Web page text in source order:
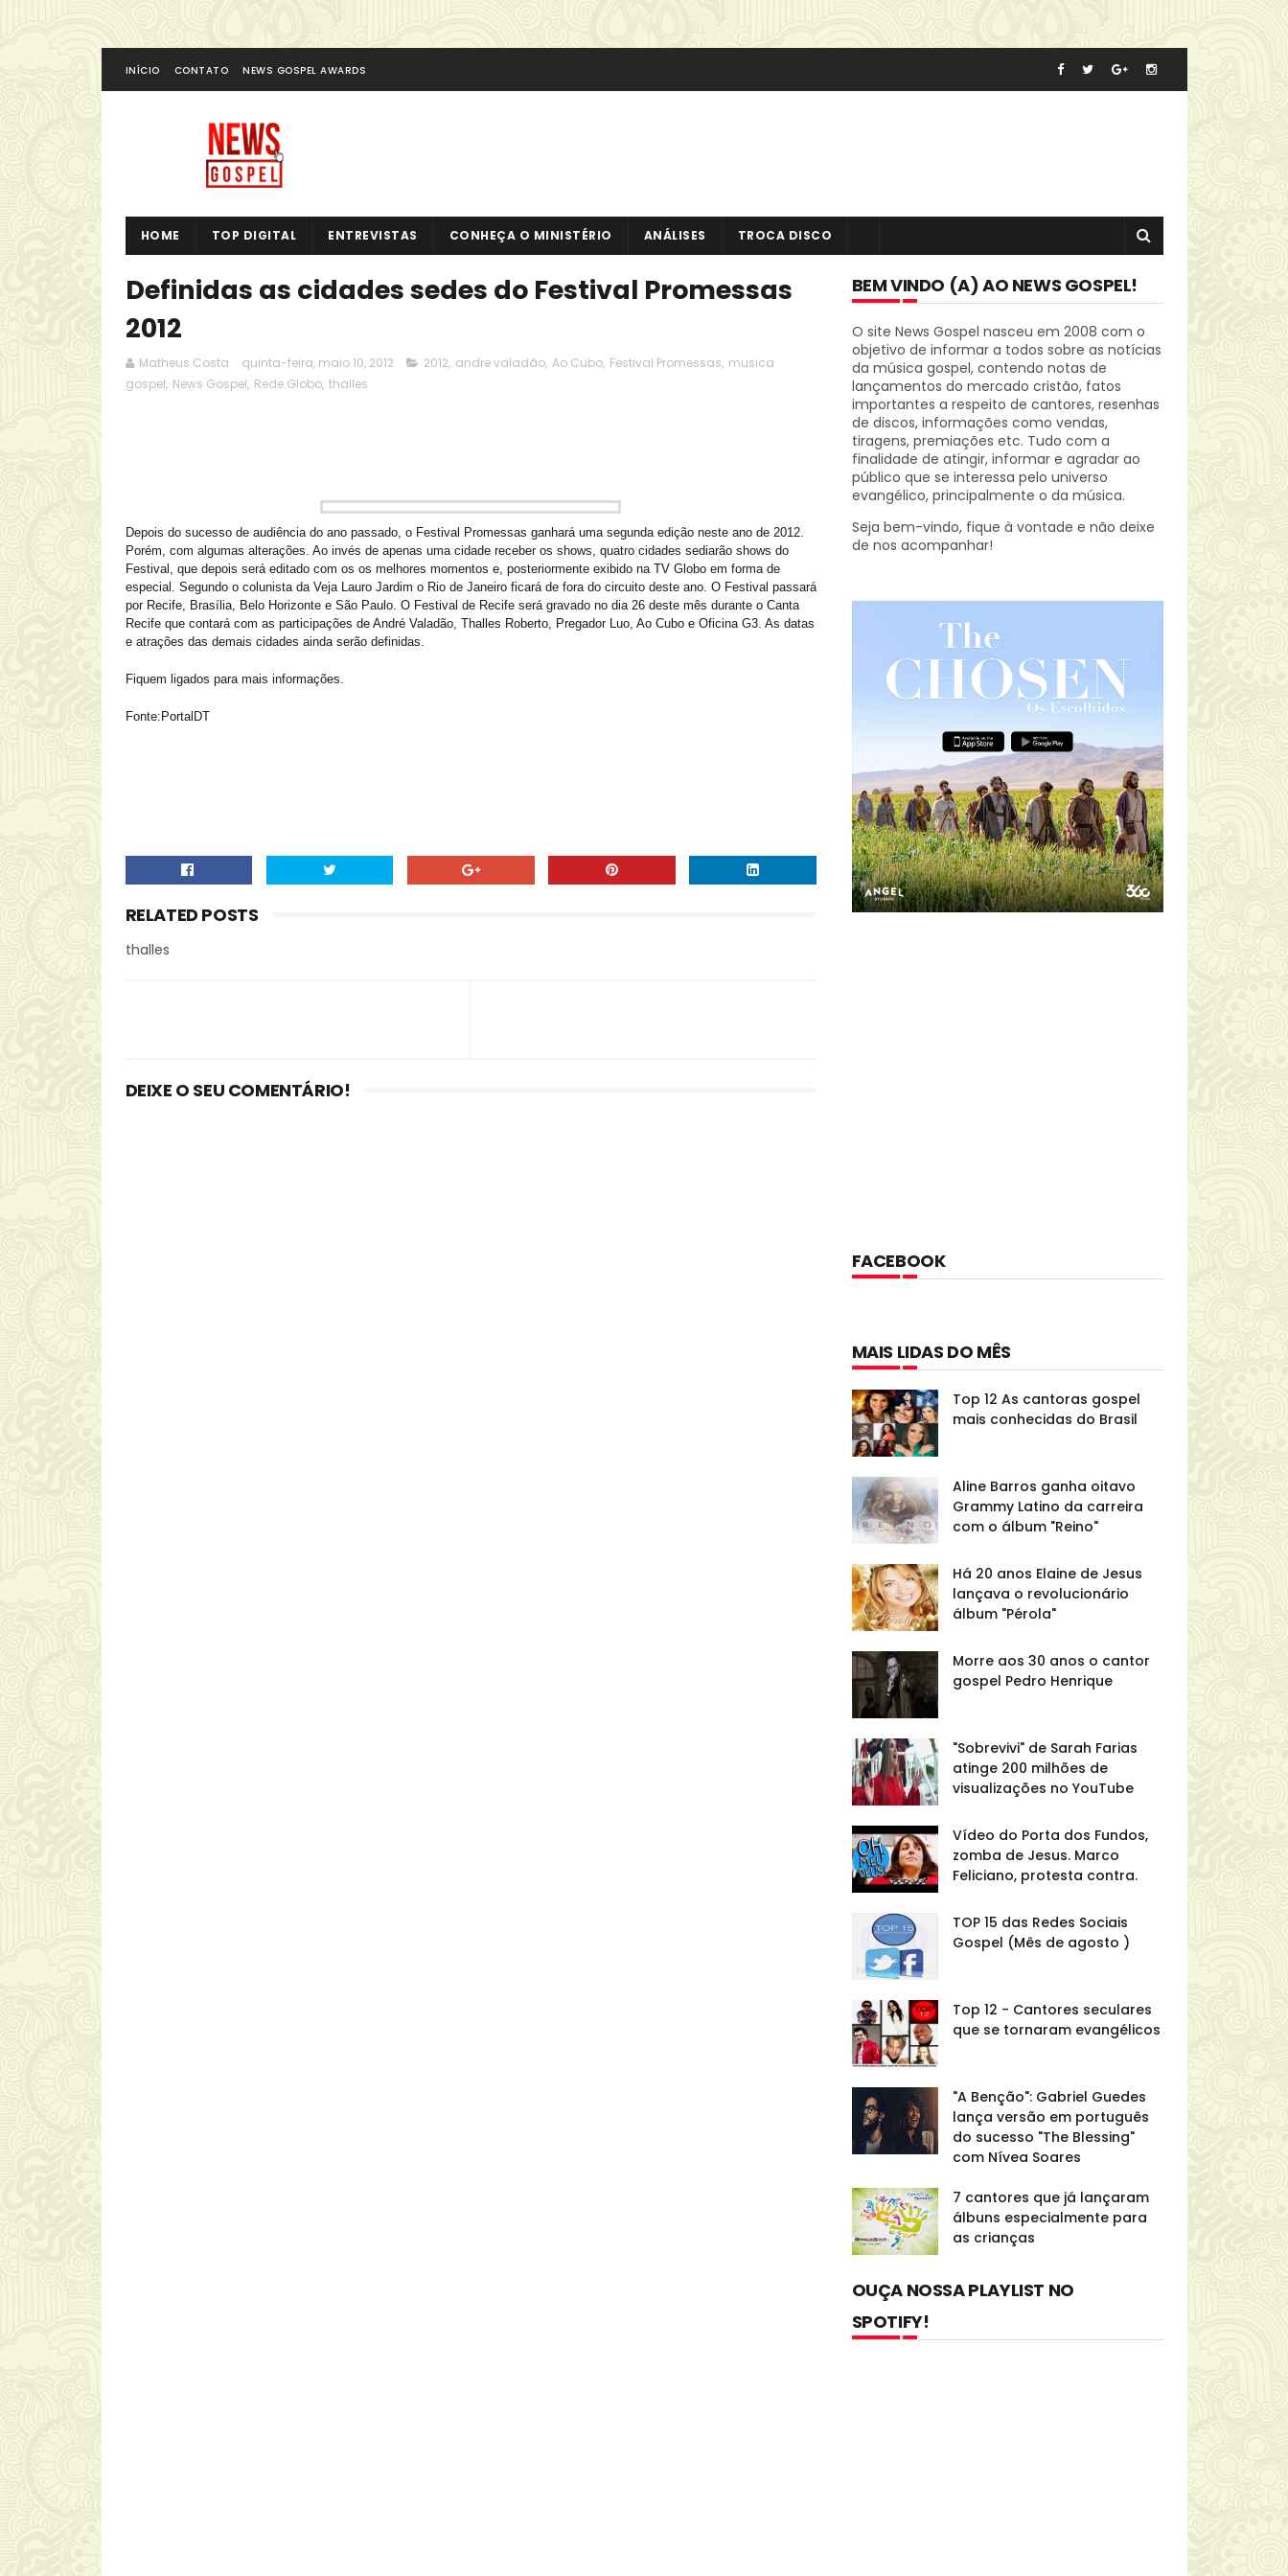
INÍCIO CONTATO NEWS GOSPEL AWARDS
HOME TOP DIGITAL ENTREVISTAS CONHEÇA O MINISTÉRIO ANÁLISES TROCA DISCO
Definidas as cidades sedes do Festival Promessas
2012
Matheus Costa quinta-feira, maio 10, 2012 2012, andre valadão, Ao Cubo, Festival Promessas, musica
gospel, News Gospel, Rede Globo, thalles
Depois do sucesso de audiência do ano passado, o Festival Promessas ganhará uma segunda edição neste ano de 2012.
Porém, com algumas alterações. Ao invés de apenas uma cidade receber os shows, quatro cidades sediarão shows do
Festival, que depois será editado com os os melhores momentos e, posteriormente exibido na TV Globo em forma de
especial. Segundo o colunista da Veja Lauro Jardim o Rio de Janeiro ficará de fora do circuito deste ano. O Festival passará
por Recife, Brasília, Belo Horizonte e São Paulo. O Festival de Recife será gravado no dia 26 deste mês durante o Canta
Recife que contará com as participações de André Valadão, Thalles Roberto, Pregador Luo, Ao Cubo e Oficina G3. As datas
e atrações das demais cidades ainda serão definidas.
Fiquem ligados para mais informações.
Fonte:PortalDT
RELATED POSTS
thalles
DEIXE O SEU COMENTÁRIO!
BEM VINDO (A) AO NEWS GOSPEL!
O site News Gospel nasceu em 2008 com o
objetivo de informar a todos sobre as notícias
da música gospel, contendo notas de
lançamentos do mercado cristão, fatos
importantes a respeito de cantores, resenhas
de discos, informações como vendas,
tiragens, premiações etc. Tudo com a
finalidade de atingir, informar e agradar ao
público que se interessa pelo universo
evangélico, principalmente o da música.
Seja bem-vindo, fique à vontade e não deixe
de nos acompanhar!
FACEBOOK
MAIS LIDAS DO MÊS
Top 12 As cantoras gospel
mais conhecidas do Brasil
Aline Barros ganha oitavo
Grammy Latino da carreira
com o álbum "Reino"
Há 20 anos Elaine de Jesus
lançava o revolucionário
álbum "Pérola"
Morre aos 30 anos o cantor
gospel Pedro Henrique
"Sobrevivi" de Sarah Farias
atinge 200 milhões de
visualizações no YouTube
Vídeo do Porta dos Fundos,
zomba de Jesus. Marco
Feliciano, protesta contra.
TOP 15 das Redes Sociais
Gospel (Mês de agosto )
Top 12 - Cantores seculares
que se tornaram evangélicos
"A Benção": Gabriel Guedes
lança versão em português
do sucesso "The Blessing"
com Nívea Soares
7 cantores que já lançaram
álbuns especialmente para
as crianças
OUÇA NOSSA PLAYLIST NO
SPOTIFY!